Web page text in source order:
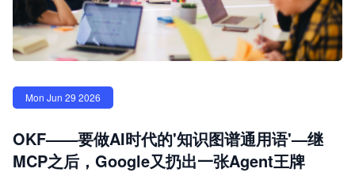
Mon Jun 29 2026
OKF——要做AI时代的'知识图谱通用语'—继
MCP之后，Google又扔出一张Agent王牌